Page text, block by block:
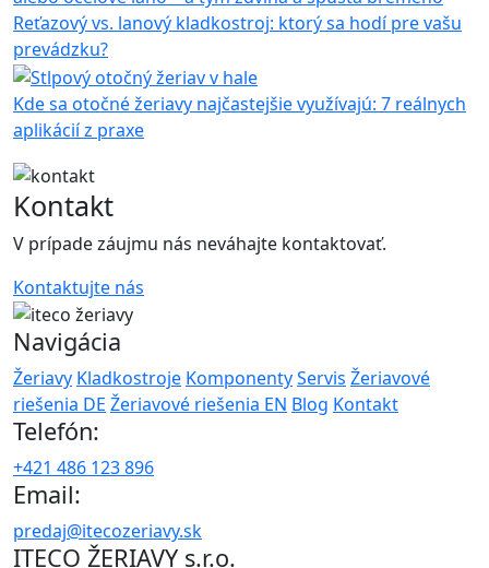
Reťazový vs. lanový kladkostroj: ktorý sa hodí pre vašu
prevádzku?
Kde sa otočné žeriavy najčastejšie využívajú: 7 reálnych
aplikácií z praxe
Kontakt
V prípade záujmu nás neváhajte kontaktovať.
Kontaktujte nás
Navigácia
Žeriavy Kladkostroje KomponentyServis Žeriavové
riešenia DE Žeriavové riešenia EN Blog Kontakt
Telefón:
+421 486 123 896
Email:
predaj@itecozeriavy.sk
ITECO ŽERIAVY s.r.o.